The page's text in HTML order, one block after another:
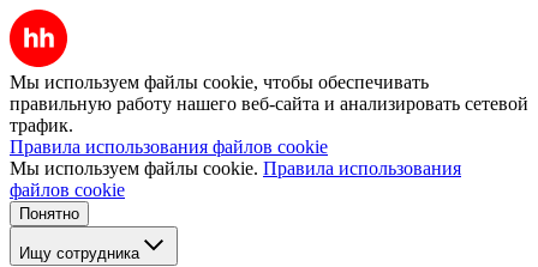
Мы используем файлы cookie, чтобы обеспечивать
правильную работу нашего веб-сайта и анализировать сетевой
трафик.
Правила использования файлов cookie
Мы используем файлы cookie. Правила использования
файлов cookie
Понятно
Ищу сотрудника